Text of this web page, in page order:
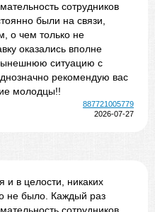
сотрудников
были на связи,
о чем только не
оказались вполне
ситуацию с
рекомендую вас
молодцы!!
887721005779
2026-07-27
в целости, никаких
не было. Каждый раз